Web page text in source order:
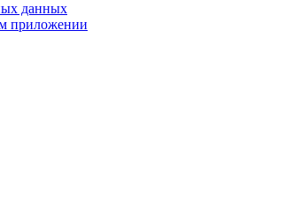
данных
приложении